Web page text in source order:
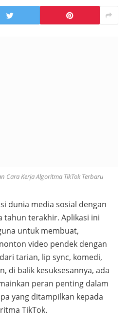
Cara Kerja Algoritma TikTok Terbaru
dunia media sosial dengan
tahun terakhir. Aplikasi ini
untuk membuat,
video pendek dengan
tarian, lip sync, komedi,
di balik kesuksesannya, ada
peran penting dalam
yang ditampilkan kepada
TikTok.